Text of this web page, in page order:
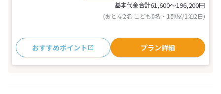
基本代金合計61,600〜196,200円
(おとな2名 こども0名・1部屋/1泊2日)
おすすめポイント プラン詳細